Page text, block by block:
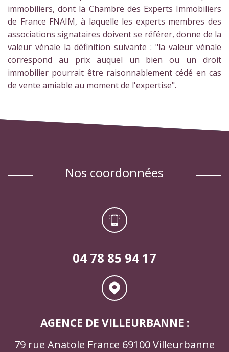
immobiliers, dont la Chambre des Experts Immobiliers
de France FNAIM, à laquelle les experts membres des
associations signataires doivent se référer, donne de la
valeur vénale la définition suivante : "la valeur vénale
correspond au prix auquel un bien ou un droit
immobilier pourrait être raisonnablement cédé en cas
de vente amiable au moment de l'expertise".
nos coordonnées
04 78 85 94 17
AGENCE DE VILLEURBANNE :
79 rue Anatole France 69100 Villeurbanne